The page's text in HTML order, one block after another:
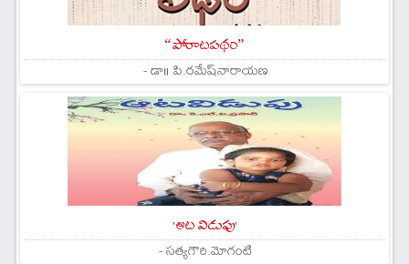
“పోరాటపథం”
- డా॥ పి.రమేష్‌నారాయణ
'ఆట విడుపు'
- సత్యగౌరి.మోగంటి